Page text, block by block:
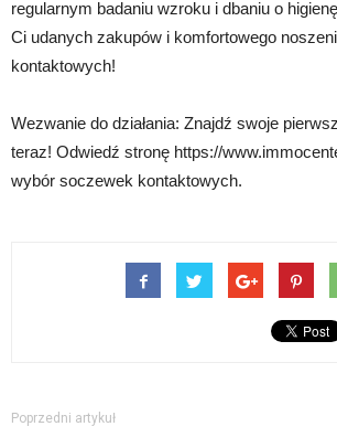
regularnym badaniu wzroku i dbaniu o
Ci udanych zakupów i komfortowego
kontaktowych!
Wezwanie do działania: Znajdź swoje
teraz! Odwiedź stronę https://
wybór soczewek kontaktowych.
Poprzedni artykuł